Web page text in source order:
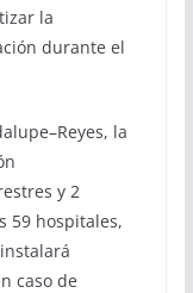
la
durante el
la
y 2
59 hospitales,
caso de